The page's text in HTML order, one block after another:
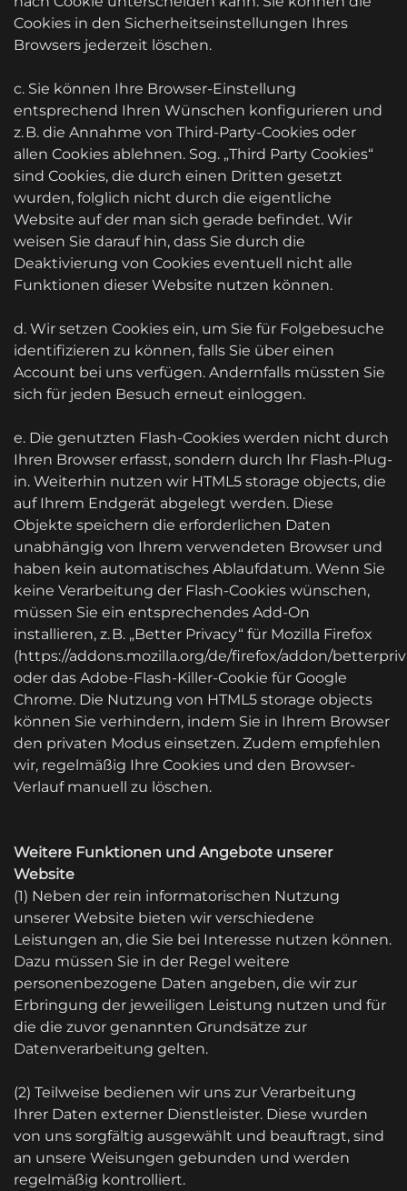
Cookies in den Sicherheitseinstellungen Ihres
Browsers jederzeit löschen.
c. Sie können Ihre Browser-Einstellung
entsprechend Ihren Wünschen konfigurieren und
z. B. die Annahme von Third-Party-Cookies oder
allen Cookies ablehnen. Sog. „Third Party Cookies“
sind Cookies, die durch einen Dritten gesetzt
wurden, folglich nicht durch die eigentliche
Website auf der man sich gerade befindet. Wir
weisen Sie darauf hin, dass Sie durch die
Deaktivierung von Cookies eventuell nicht alle
Funktionen dieser Website nutzen können.
d. Wir setzen Cookies ein, um Sie für Folgebesuche
identifizieren zu können, falls Sie über einen
Account bei uns verfügen. Andernfalls müssten Sie
sich für jeden Besuch erneut einloggen.
e. Die genutzten Flash-Cookies werden nicht durch
Ihren Browser erfasst, sondern durch Ihr Flash-Plug-
in. Weiterhin nutzen wir HTML5 storage objects, die
auf Ihrem Endgerät abgelegt werden. Diese
Objekte speichern die erforderlichen Daten
unabhängig von Ihrem verwendeten Browser und
haben kein automatisches Ablaufdatum. Wenn Sie
keine Verarbeitung der Flash-Cookies wünschen,
müssen Sie ein entsprechendes Add-On
installieren, z. B. „Better Privacy“ für Mozilla Firefox
(https://addons.mozilla.org/de/firefox/addon/
oder das Adobe-Flash-Killer-Cookie für Google
Chrome. Die Nutzung von HTML5 storage objects
können Sie verhindern, indem Sie in Ihrem Browser
den privaten Modus einsetzen. Zudem empfehlen
wir, regelmäßig Ihre Cookies und den Browser-
Verlauf manuell zu löschen.
Weitere Funktionen und Angebote unserer
Website
(1) Neben der rein informatorischen Nutzung
unserer Website bieten wir verschiedene
Leistungen an, die Sie bei Interesse nutzen können.
Dazu müssen Sie in der Regel weitere
personenbezogene Daten angeben, die wir zur
Erbringung der jeweiligen Leistung nutzen und für
die die zuvor genannten Grundsätze zur
Datenverarbeitung gelten.
(2) Teilweise bedienen wir uns zur Verarbeitung
Ihrer Daten externer Dienstleister. Diese wurden
von uns sorgfältig ausgewählt und beauftragt, sind
an unsere Weisungen gebunden und werden
regelmäßig kontrolliert.